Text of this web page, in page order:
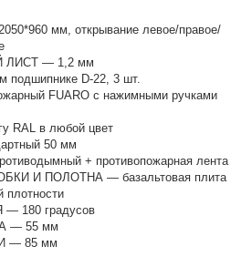
мм, открывание левое/правое/
ЛИСТ — 1,2 мм
подшипнике D-22, 3 шт.
FUARO с нажимными ручками
RAL в любой цвет​​​​​​​
50 мм
+ противопожарная лента
И ПОЛОТНА — базальтовая плита
плотности
— 180 градусов
— 55 мм
— 85 мм